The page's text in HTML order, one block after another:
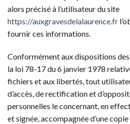
alors précisé à l’utilisateur du site
https://auxgravesdelalaurence.fr
fournir ces informations.
Conformément aux dispositions
la loi 78-17 du 6 janvier 1978
fichiers et aux libertés, tout
d’accès, de rectification et
personnelles le concernant, en
et signée, accompagnée d’une